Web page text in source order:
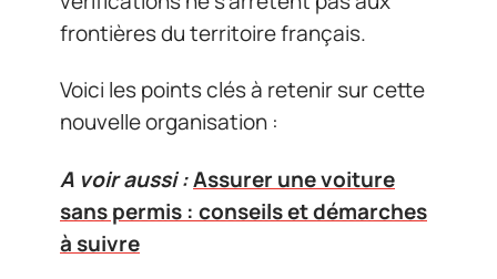
frontières du territoire français.
Voici les points clés à retenir sur cette
nouvelle organisation :
A voir aussi :Assurer une voiture
sans permis : conseils et démarches
à suivre